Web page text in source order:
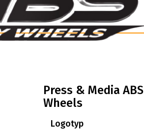
Press & Media ABS
Wheels
Logotyp